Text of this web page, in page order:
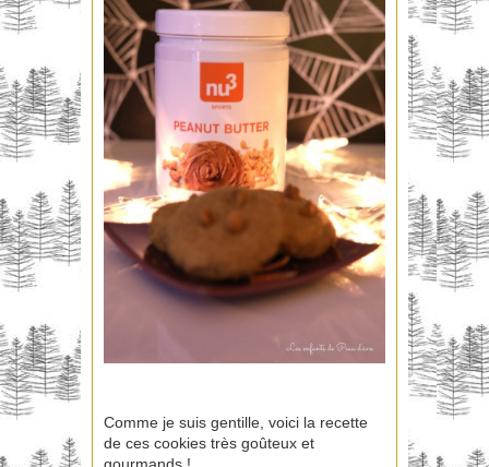
Comme je suis gentille, voici la recette
de ces cookies très goûteux et